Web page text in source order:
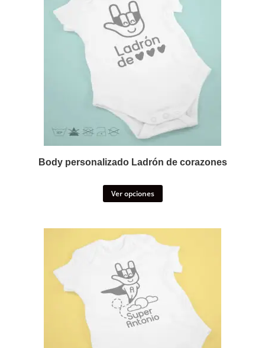
Body personalizado Ladrón de corazones
Ver opciones